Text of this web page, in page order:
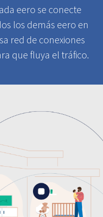
eero se conecte
los demás eero en
red de conexiones
que fluya el tráfico.